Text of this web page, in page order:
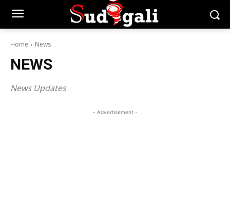
Home News
NEWS
News Updates
- Advertisement -